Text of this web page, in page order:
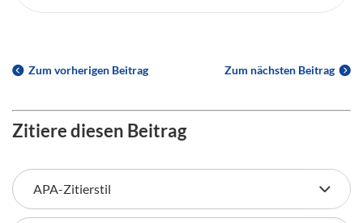
Zum vorherigen Beitrag Zum nächsten Beitrag
Zitiere diesen Beitrag